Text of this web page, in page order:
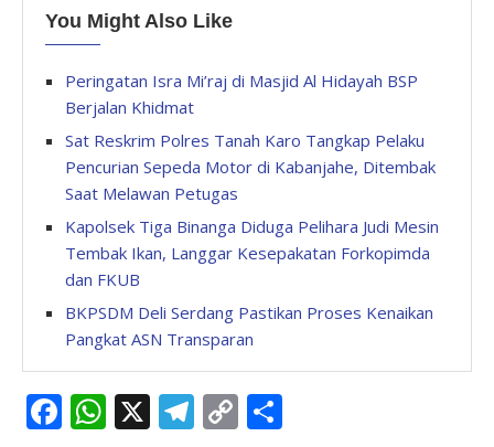
You Might Also Like
Peringatan Isra Mi’raj di Masjid Al Hidayah BSP
Berjalan Khidmat
Sat Reskrim Polres Tanah Karo Tangkap Pelaku
Pencurian Sepeda Motor di Kabanjahe, Ditembak
Saat Melawan Petugas
Kapolsek Tiga Binanga Diduga Pelihara Judi Mesin
Tembak Ikan, Langgar Kesepakatan Forkopimda
dan FKUB
BKPSDM Deli Serdang Pastikan Proses Kenaikan
Pangkat ASN Transparan
Facebook
WhatsApp
X Telegram
Copy